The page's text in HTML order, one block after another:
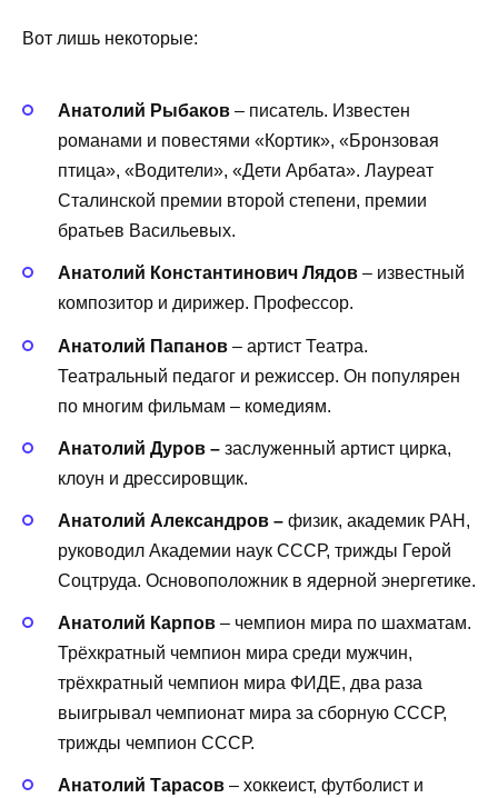
Вот лишь некоторые:
Анатолий Рыбаков – писатель. Известен
романами и повестями «Кортик», «Бронзовая
птица», «Водители», «Дети Арбата». Лауреат
Сталинской премии второй степени, премии
братьев Васильевых.
Анатолий Константинович Лядов – известный
композитор и дирижер. Профессор.
Анатолий Папанов – артист Театра.
Театральный педагог и режиссер. Он популярен
по многим фильмам – комедиям.
Анатолий Дуров – заслуженный артист цирка,
клоун и дрессировщик.
Анатолий Александров – физик, академик РАН,
руководил Академии наук СССР, трижды Герой
Соцтруда. Основоположник в ядерной энергетике.
Анатолий Карпов – чемпион мира по шахматам.
Трёхкратный чемпион мира среди мужчин,
трёхкратный чемпион мира ФИДЕ, два раза
выигрывал чемпионат мира за сборную СССР,
трижды чемпион СССР.
Анатолий Тарасов – хоккеист, футболист и